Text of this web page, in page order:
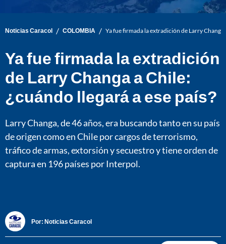
Noticias Caracol / COLOMBIA / Ya fue firmada la extradición de Larry Changa
Ya fue firmada la extradición
de Larry Changa a Chile:
¿cuándo llegará a ese país?
Larry Changa, de 46 años, era buscando tanto en su país
de origen como en Chile por cargos de terrorismo,
tráfico de armas, extorsión y secuestro y tiene orden de
captura en 196 países por Interpol.
Por: Noticias Caracol